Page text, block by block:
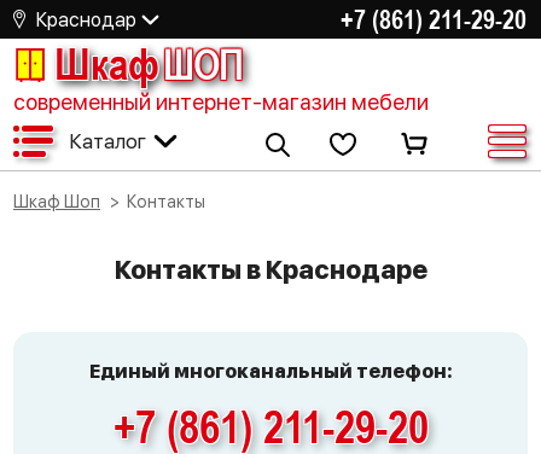
Краснодар +7 (861) 211-29-20
ШкафШОП
современный интернет-магазин мебели
Каталог
Шкаф Шоп Контакты
Контакты в Краснодаре
Единый многоканальный телефон:
+7 (861) 211-29-20